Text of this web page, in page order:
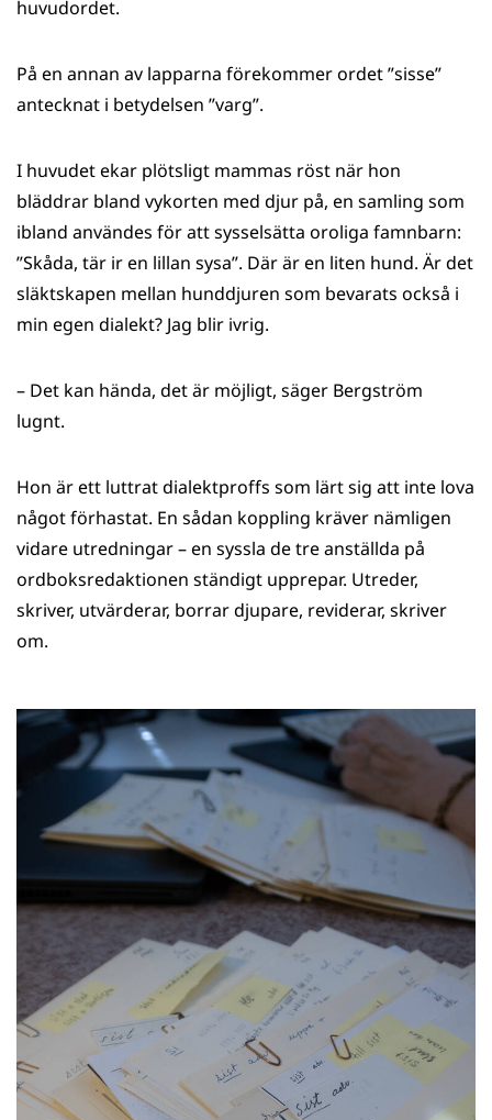
huvudordet.
På en annan av lapparna förekommer ordet ”sisse”
antecknat i betydelsen ”varg”.
I huvudet ekar plötsligt mammas röst när hon
bläddrar bland vykorten med djur på, en samling som
ibland användes för att sysselsätta oroliga famnbarn:
”Skåda, tär ir en lillan sysa”. Där är en liten hund. Är det
släktskapen mellan hunddjuren som bevarats också i
min egen dialekt? Jag blir ivrig.
– Det kan hända, det är möjligt, säger Bergström
lugnt.
Hon är ett luttrat dialektproffs som lärt sig att inte lova
något förhastat. En sådan koppling kräver nämligen
vidare utredningar – en syssla de tre anställda på
ordboksredaktionen ständigt upprepar. Utreder,
skriver, utvärderar, borrar djupare, reviderar, skriver
om.